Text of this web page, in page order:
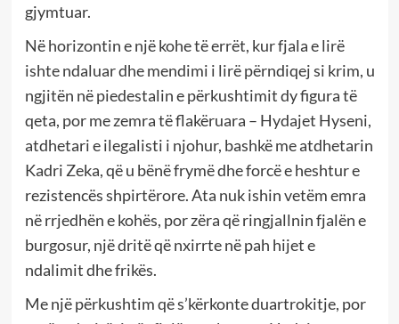
gjymtuar.
Në horizontin e një kohe të errët, kur fjala e lirë
ishte ndaluar dhe mendimi i lirë përndiqej si krim, u
ngjitën në piedestalin e përkushtimit dy figura të
qeta, por me zemra të flakëruara – Hydajet Hyseni,
atdhetari e ilegalisti i njohur, bashkë me atdhetarin
Kadri Zeka, që u bënë frymë dhe forcë e heshtur e
rezistencës shpirtërore. Ata nuk ishin vetëm emra
në rrjedhën e kohës, por zëra që ringjallnin fjalën e
burgosur, një dritë që nxirrte në pah hijet e
ndalimit dhe frikës.
Me një përkushtim që s’kërkonte duartrokitje, por